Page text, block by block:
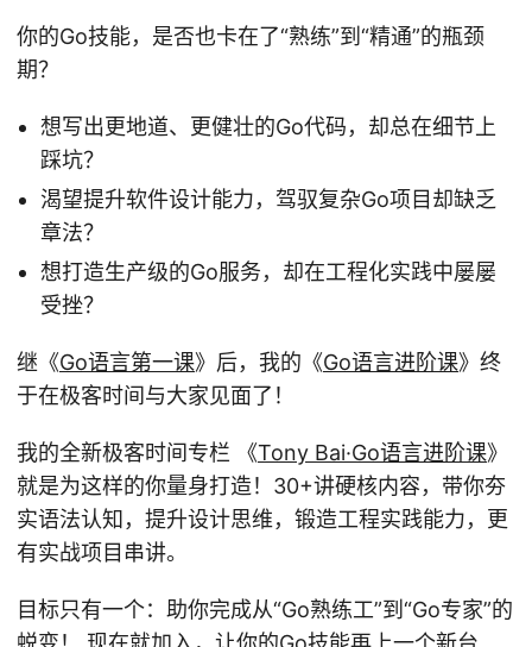
你的Go技能，是否也卡在了“熟练”到“精通”的瓶颈
期？
想写出更地道、更健壮的Go代码，却总在细节上
踩坑？
渴望提升软件设计能力，驾驭复杂Go项目却缺乏
章法？
想打造生产级的Go服务，却在工程化实践中屡屡
受挫？
继《Go语言第一课》后，我的《Go语言进阶课》终
于在极客时间与大家见面了！
我的全新极客时间专栏 《Tony Bai·Go语言进阶课》
就是为这样的你量身打造！30+讲硬核内容，带你夯
实语法认知，提升设计思维，锻造工程实践能力，更
有实战项目串讲。
目标只有一个：助你完成从“Go熟练工”到“Go专家”的